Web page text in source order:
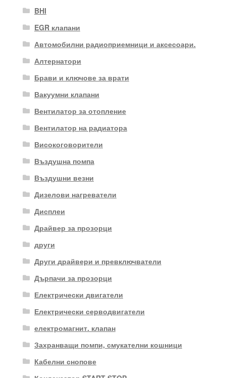
BHI
EGR клапани
Автомобилни радиоприемници и аксесоари.
Алтернатори
Брави и ключове за врати
Вакуумни клапани
Вентилатор за отопление
Вентилатор на радиатора
Високоговорители
Въздушна помпа
Въздушни везни
Дизелови нагреватели
Дисплеи
Драйвер за прозорци
други
Други драйвери и превключватели
Дърпачи за прозорци
Електрически двигатели
Електрически серводвигатели
електромагнит. клапан
Захранващи помпи, смукателни кошници
Кабелни снопове